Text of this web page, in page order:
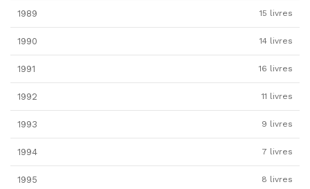
1989 15 livres
1990 14 livres
1991 16 livres
1992 11 livres
1993 9 livres
1994 7 livres
1995 8 livres